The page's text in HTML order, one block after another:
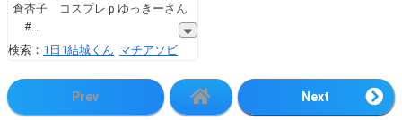
倉杏子 コスプレ p ゆっきーさん
#
検索： 1日1結城くん マチアソビ
Prev Next